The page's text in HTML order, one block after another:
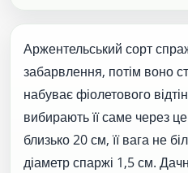
Аржентельський сорт
забарвлення, потім воно
набуває фіолетового
вибирають її саме через
близько 20 см, її вага не
діаметр спаржі 1,5 см.